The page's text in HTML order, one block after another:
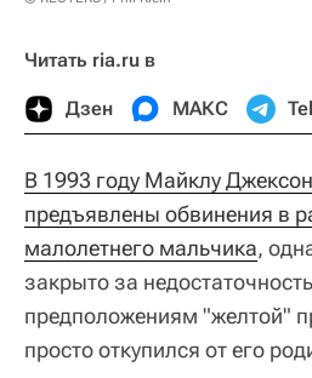
Читать ria.ru в
Дзен МАКС
В 1993 году Майклу
предъявлены обвинения в
малолетнего мальчика,
закрыто за
предположениям "желтой"
просто откупился от его